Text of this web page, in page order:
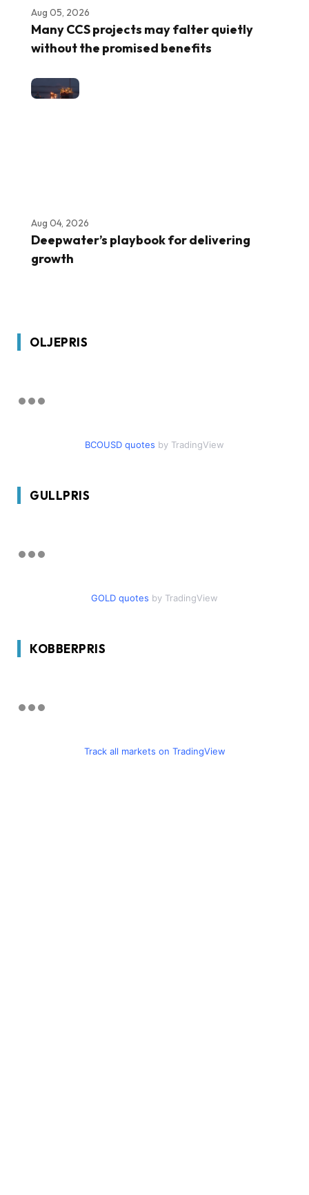
Aug 05, 2026
Many CCS projects may falter quietly
without the promised benefits
Aug 04, 2026
Deepwater’s playbook for delivering
growth
OLJEPRIS
BCOUSD quotes by TradingView
GULLPRIS
GOLD quotes by TradingView
KOBBERPRIS
Track all markets on TradingView